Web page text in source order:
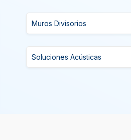
Muros Divisorios
Soluciones Acústicas